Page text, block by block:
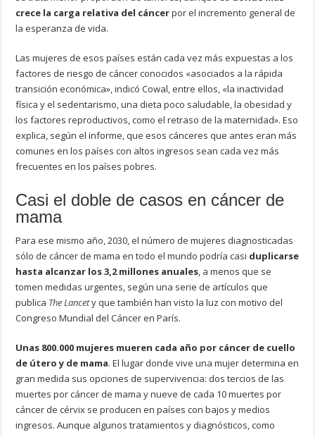
crece la carga relativa del cáncerpor el incremento general de
la esperanza de vida.
Las mujeres de esos países están cada vez más expuestas a los
factores de riesgo de cáncer conocidos «asociados a la rápida
transición económica», indicó Cowal, entre ellos, «la inactividad
física y el sedentarismo, una dieta poco saludable, la obesidad y
los factores reproductivos, como el retraso de la maternidad». Eso
explica, según el informe, que esos cánceres que antes eran más
comunes en los países con altos ingresos sean cada vez más
frecuentes en los países pobres.
Casi el doble de casos en cáncer de
mama
Para ese mismo año, 2030, el número de mujeres diagnosticadas
sólo de cáncer de mama en todo el mundo podría casi duplicarse
hasta alcanzar los 3,2 millones anuales, a menos que se
tomen medidas urgentes, según una serie de artículos que
publica The Lancety que también han visto la luz con motivo del
Congreso Mundial del Cáncer en París.
Unas 800.000 mujeres mueren cada año por cáncer de cuello
de útero y de mama. El lugar donde vive una mujer determina en
gran medida sus opciones de supervivencia: dos tercios de las
muertes por cáncer de mama y nueve de cada 10 muertes por
cáncer de cérvix se producen en países con bajos y medios
ingresos. Aunque algunos tratamientos y diagnósticos, como